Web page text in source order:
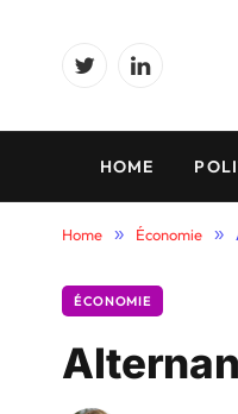
TwitterLinkedIn
HOME
Home » Économie »
ÉCONOMIE